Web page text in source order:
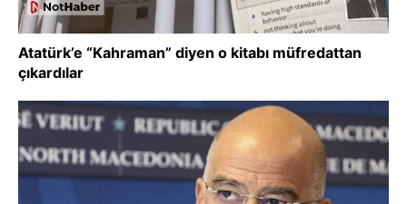
Atatürk’e “Kahraman” diyen o kitabı müfredattan
çıkardılar